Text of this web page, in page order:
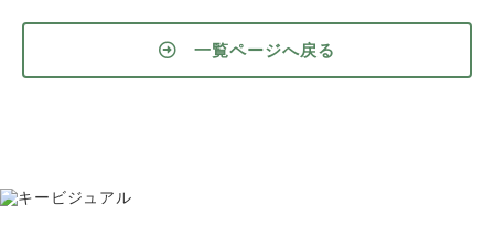
一覧ページへ戻る